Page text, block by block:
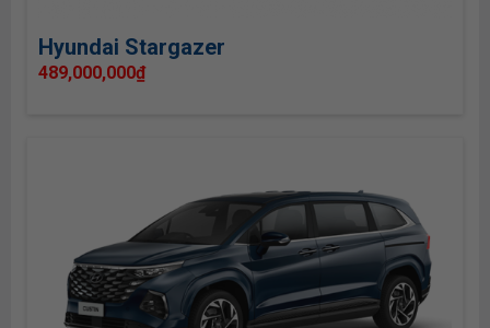
Hyundai Stargazer
489,000,000₫